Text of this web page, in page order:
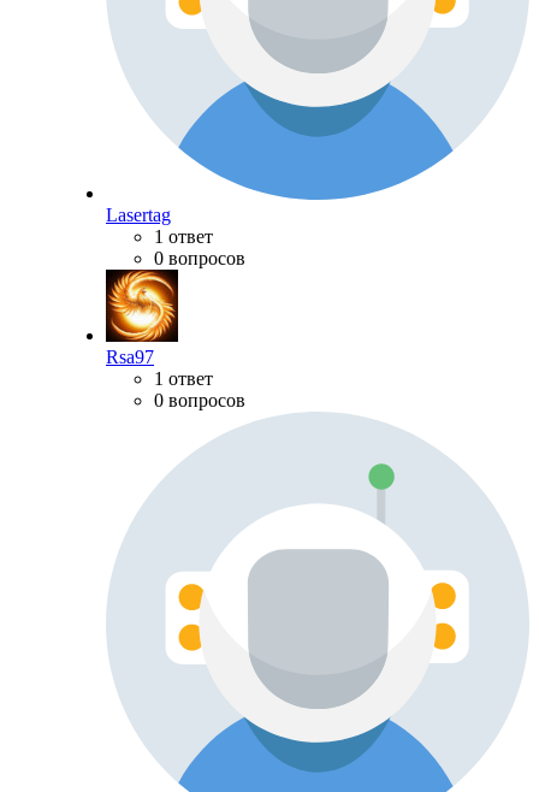
Lasertag
1 ответ
0 вопросов
Rsa97
1 ответ
0 вопросов